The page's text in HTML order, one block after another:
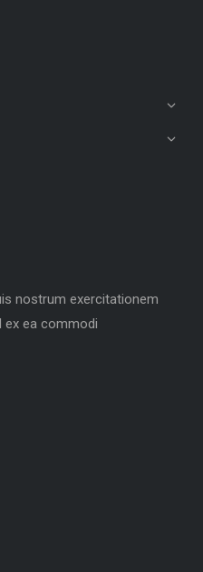
nostrum exercitationem
ex ea commodi